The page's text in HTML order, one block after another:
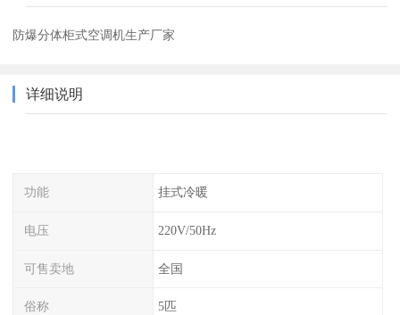
防爆分体柜式空调机生产厂家
详细说明
功能 挂式冷暖
电压 220V/50Hz
可售卖地 全国
俗称 5匹